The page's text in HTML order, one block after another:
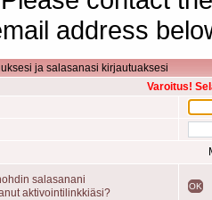
address
ja salasanasi kirjautuaksesi
Varoitus!
salasanani
aktivointilinkkiäsi?
OK